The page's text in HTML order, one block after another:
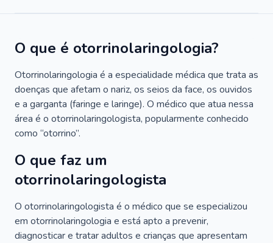
O que é otorrinolaringologia?
Otorrinolaringologia é a especialidade médica que trata as
doenças que afetam o nariz, os seios da face, os ouvidos
e a garganta (faringe e laringe). O médico que atua nessa
área é o otorrinolaringologista, popularmente conhecido
como “otorrino”.
O que faz um
otorrinolaringologista
O otorrinolaringologista é o médico que se especializou
em otorrinolaringologia e está apto a prevenir,
diagnosticar e tratar adultos e crianças que apresentam